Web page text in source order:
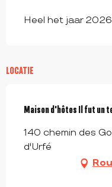
Heel het jaar
LOCATIE
Maison d'hôtes Il fut un
140 chemin des
d'Urfé